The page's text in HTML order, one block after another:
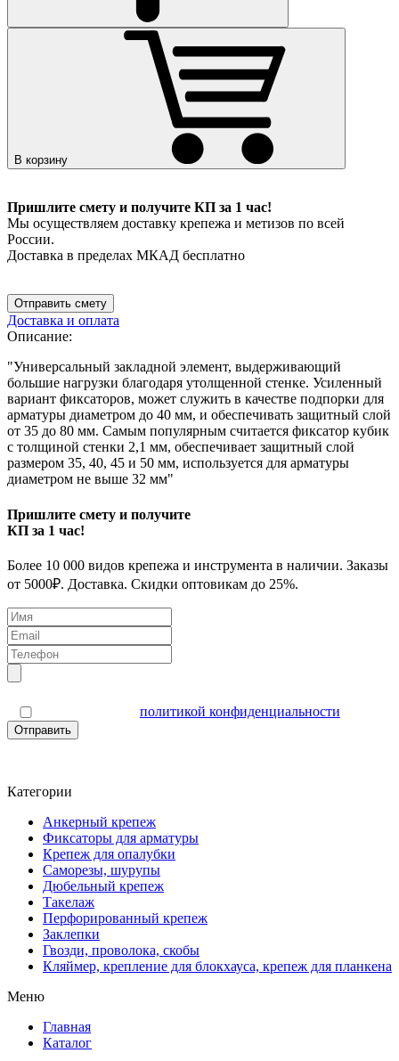
В корзину
Пришлите смету и получите КП за 1 час!
Мы осуществляем доставку крепежа и метизов по всей
России.
Доставка в пределах МКАД бесплатно
Отправить смету
Доставка и оплата
Описание:
"Универсальный закладной элемент, выдерживающий
большие нагрузки благодаря утолщенной стенке. Усиленный
вариант фиксаторов, может служить в качестве подпорки для
арматуры диаметром до 40 мм, и обеспечивать защитный слой
от 35 до 80 мм. Самым популярным считается фиксатор кубик
с толщиной стенки 2,1 мм, обеспечивает защитный слой
размером 35, 40, 45 и 50 мм, используется для арматуры
диаметром не выше 32 мм"
Пришлите смету и получите
КП за 1 час!
Более 10 000 видов крепежа и инструмента в наличии. Заказы
от 5000₽. Доставка. Скидки оптовикам до 25%.
политикой конфиденциальности
Отправить
Категории
Анкерный крепеж
Фиксаторы для арматуры
Крепеж для опалубки
Саморезы, шурупы
Дюбельный крепеж
Такелаж
Перфорированный крепеж
Заклепки
Гвозди, проволока, скобы
Кляймер, крепление для блокхауса, крепеж для планкена
Меню
Главная
Каталог